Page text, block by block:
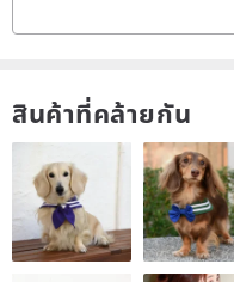
สินค้าที่คล้ายกัน